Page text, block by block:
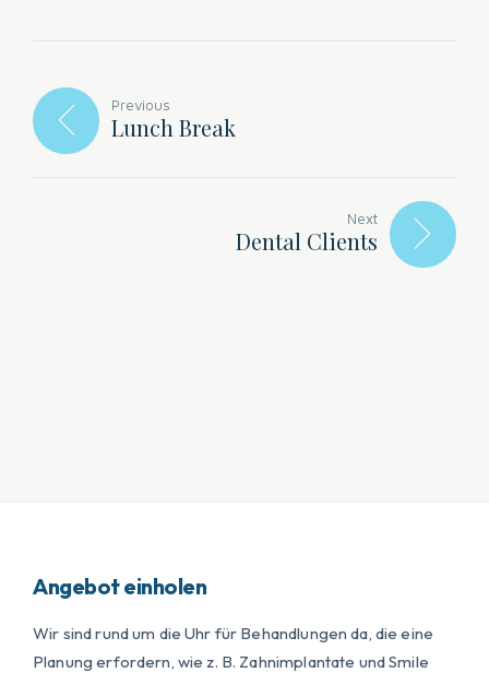
Previous
Lunch Break
Next
Dental Clients
Angebot einholen
Wir sind rund um die Uhr für Behandlungen da, die eine
Planung erfordern, wie z. B. Zahnimplantate und Smile